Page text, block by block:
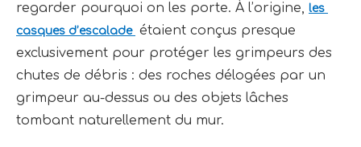
regarder pourquoi on les porte. À l’origine, les
casques d’escalade étaient conçus presque
exclusivement pour protéger les grimpeurs des
chutes de débris : des roches délogées par un
grimpeur au-dessus ou des objets lâches
tombant naturellement du mur.